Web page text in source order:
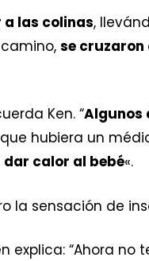
las colinas,
se cruzaron
Ken. “Algunos
hubiera un
calor al bebé«.
la sensación de
explica: “Ahora no